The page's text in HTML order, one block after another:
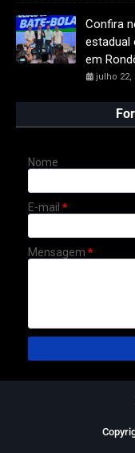
Confira
estadual
em
julho 22,
Nome
E-mail *
Mensagem *